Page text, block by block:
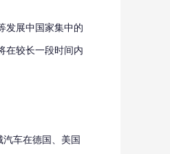
发展中国家集中的
在较长一段时间内
车在德国、美国